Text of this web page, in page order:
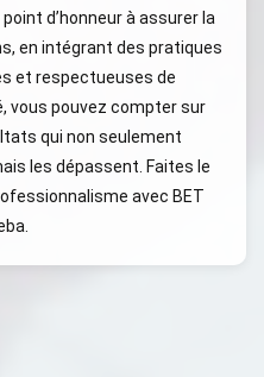
d’honneur à assurer la
en intégrant des pratiques
et respectueuses de
vous pouvez compter sur
qui non seulement
les dépassent. Faites le
avec BET